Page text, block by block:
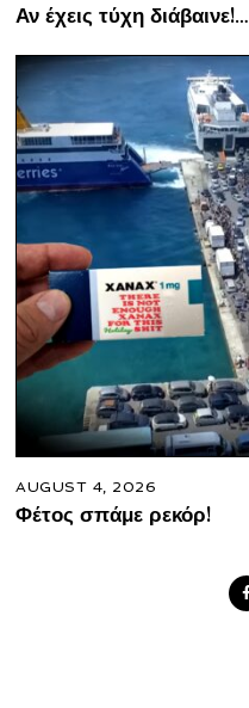
Αν έχεις τύχη διάβαινε!…
AUGUST 4, 2026
Φέτος σπάμε ρεκόρ!